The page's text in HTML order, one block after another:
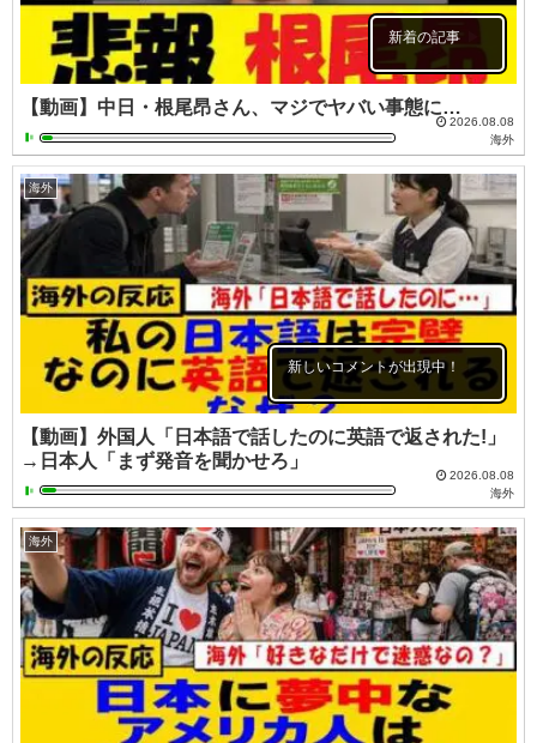
新着の記事
【動画】中日・根尾昂さん、マジでヤバい事態に…
2026.08.08
海外
海外
新しいコメントが出現中！
【動画】外国人「日本語で話したのに英語で返された!」
→日本人「まず発音を聞かせろ」
2026.08.08
海外
海外